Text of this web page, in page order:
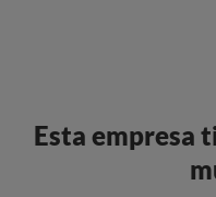
Esta empresa